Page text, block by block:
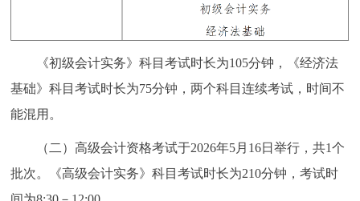
《初级会计实务》科目考试时长为105分钟，《经济法
基础》科目考试时长为75分钟，两个科目连续考试，时间不
能混用。
（二）高级会计资格考试于2026年5月16日举行，共1个
批次。《高级会计实务》科目考试时长为210分钟，考试时